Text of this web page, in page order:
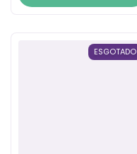
ESGOTADO